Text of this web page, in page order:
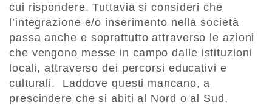
cui rispondere. Tuttavia si consideri che
l’integrazione e/o inserimento nella società
passa anche e soprattutto attraverso le azioni
che vengono messe in campo dalle istituzioni
locali, attraverso dei percorsi educativi e
culturali. Laddove questi mancano, a
prescindere che si abiti al Nord o al Sud,